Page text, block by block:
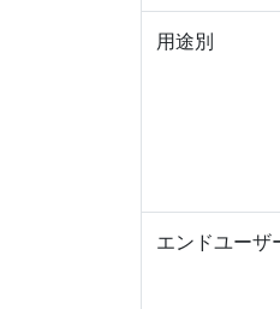
用途別
エンドユーザ